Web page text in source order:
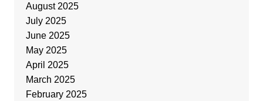
August 2025
July 2025
June 2025
May 2025
April 2025
March 2025
February 2025